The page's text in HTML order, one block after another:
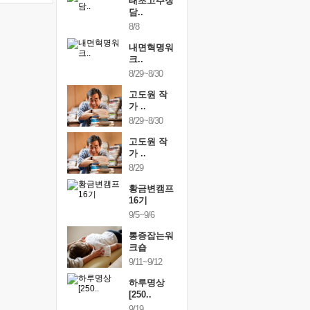
담..
8/8
내면혁명워
크..
8/29~8/30
고도원 작
가 ..
8/29~8/30
고도원 작
가 ..
8/29
황금변캠프
16기
9/5~9/6
통증잡는워
크숍
9/11~9/12
하루명상
[250..